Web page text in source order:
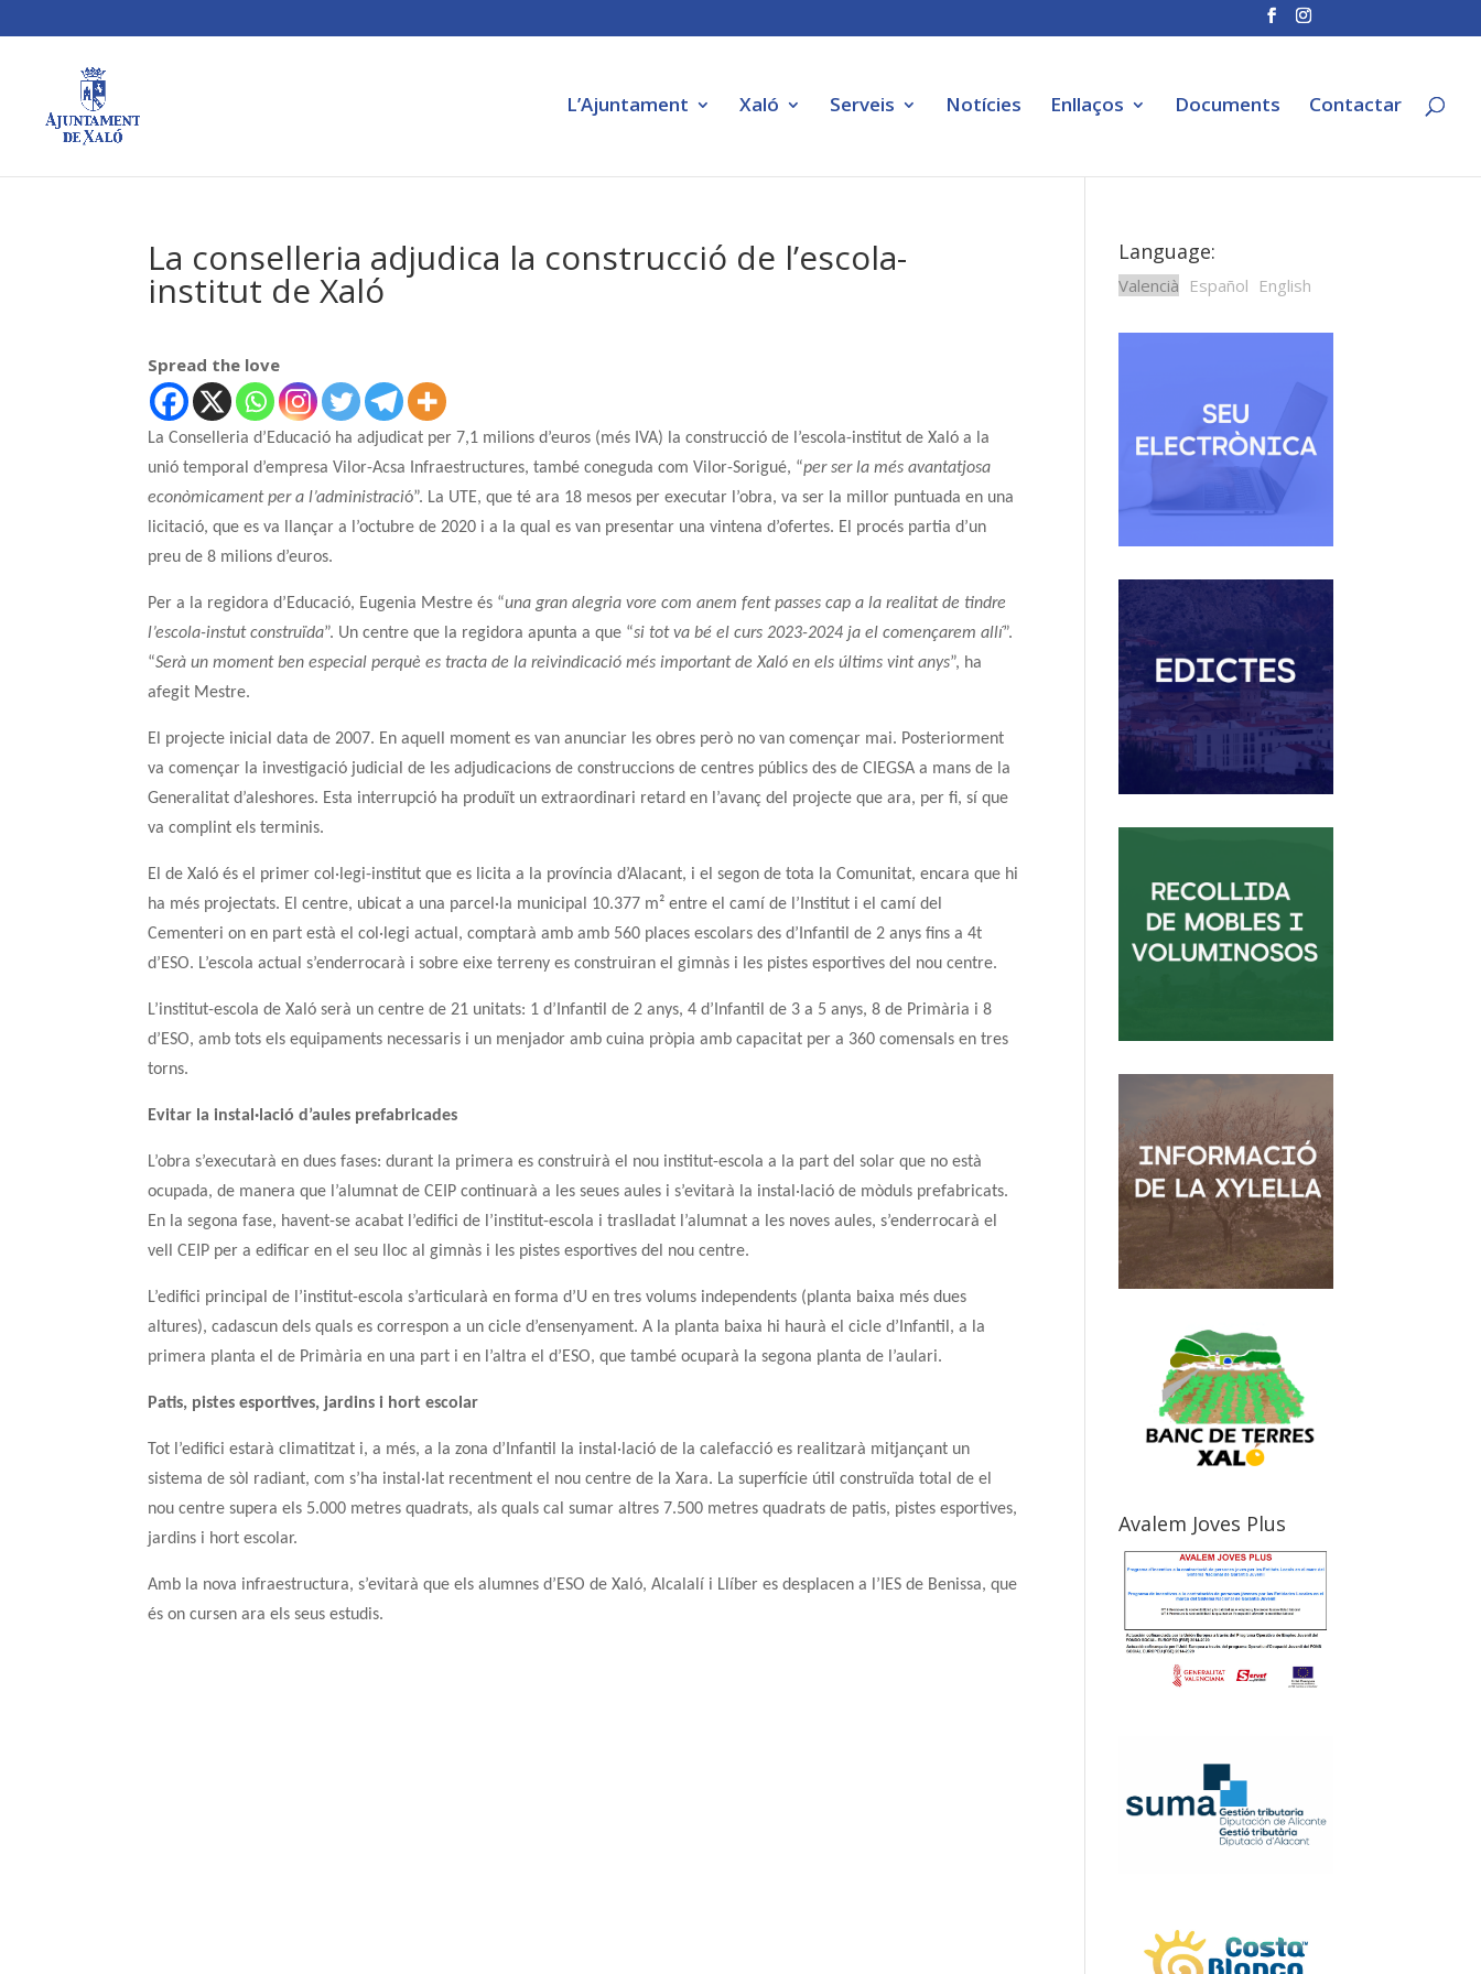
L’Ajuntament Xaló Serveis Notícies Enllaços Documents Contactar
La conselleria adjudica la construcció de l’escola-
institut de Xaló
Spread the love
La Conselleria d’Educació ha adjudicat per 7,1 milions d’euros (més IVA) la construcció de l’escola-institut de Xaló a la
unió temporal d’empresa Vilor-Acsa Infraestructures, també coneguda com Vilor-Sorigué, “per ser la més avantatjosa
econòmicament per a l’administració”. La UTE, que té ara 18 mesos per executar l’obra, va ser la millor puntuada en una
licitació, que es va llançar a l’octubre de 2020 i a la qual es van presentar una vintena d’ofertes. El procés partia d’un
preu de 8 milions d’euros.
Per a la regidora d’Educació, Eugenia Mestre és “una gran alegria vore com anem fent passes cap a la realitat de tindre
l’escola-instut construïda”. Un centre que la regidora apunta a que “si tot va bé el curs 2023-2024 ja el començarem allí”.
“Serà un moment ben especial perquè es tracta de la reivindicació més important de Xaló en els últims vint anys”, ha
afegit Mestre.
El projecte inicial data de 2007. En aquell moment es van anunciar les obres però no van començar mai. Posteriorment
va començar la investigació judicial de les adjudicacions de construccions de centres públics des de CIEGSA a mans de la
Generalitat d’aleshores. Esta interrupció ha produït un extraordinari retard en l’avanç del projecte que ara, per fi, sí que
va complint els terminis.
El de Xaló és el primer col·legi-institut que es licita a la província d’Alacant, i el segon de tota la Comunitat, encara que hi
ha més projectats. El centre, ubicat a una parcel·la municipal 10.377 m² entre el camí de l’Institut i el camí del
Cementeri on en part està el col·legi actual, comptarà amb amb 560 places escolars des d’Infantil de 2 anys fins a 4t
d’ESO. L’escola actual s’enderrocarà i sobre eixe terreny es construiran el gimnàs i les pistes esportives del nou centre.
L’institut-escola de Xaló serà un centre de 21 unitats: 1 d’Infantil de 2 anys, 4 d’Infantil de 3 a 5 anys, 8 de Primària i 8
d’ESO, amb tots els equipaments necessaris i un menjador amb cuina pròpia amb capacitat per a 360 comensals en tres
torns.
Evitar la instal·lació d’aules prefabricades
L’obra s’executarà en dues fases: durant la primera es construirà el nou institut-escola a la part del solar que no està
ocupada, de manera que l’alumnat de CEIP continuarà a les seues aules i s’evitarà la instal·lació de mòduls prefabricats.
En la segona fase, havent-se acabat l’edifici de l’institut-escola i traslladat l’alumnat a les noves aules, s’enderrocarà el
vell CEIP per a edificar en el seu lloc al gimnàs i les pistes esportives del nou centre.
L’edifici principal de l’institut-escola s’articularà en forma d’U en tres volums independents (planta baixa més dues
altures), cadascun dels quals es correspon a un cicle d’ensenyament. A la planta baixa hi haurà el cicle d’Infantil, a la
primera planta el de Primària en una part i en l’altra el d’ESO, que també ocuparà la segona planta de l’aulari.
Patis, pistes esportives, jardins i hort escolar
Tot l’edifici estarà climatitzat i, a més, a la zona d’Infantil la instal·lació de la calefacció es realitzarà mitjançant un
sistema de sòl radiant, com s’ha instal·lat recentment el nou centre de la Xara. La superfície útil construïda total de el
nou centre supera els 5.000 metres quadrats, als quals cal sumar altres 7.500 metres quadrats de patis, pistes esportives,
jardins i hort escolar.
Amb la nova infraestructura, s’evitarà que els alumnes d’ESO de Xaló, Alcalalí i Llíber es desplacen a l’IES de Benissa, que
és on cursen ara els seus estudis.
Language:
Valencià Español English
Avalem Joves Plus